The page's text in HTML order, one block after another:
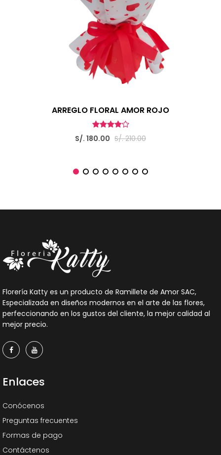
ARREGLO FLORAL AMOR ROJO
S/. 180.00 S/. 210.00
Florería Katty es un producto de Ramillete de Amor SAC,
Especializada en diseños modernos en el arte de las flores,
perfeccionando en los gustos del cliente, la mejor calidad al
mejor precio.
Enlaces
Conócenos
Preguntas frecuentes
Formas de pago
Contáctenos